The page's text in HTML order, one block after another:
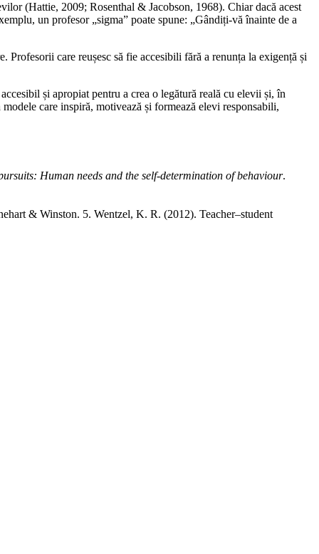
(Hattie, 2009; Rosenthal & Jacobson, 1968). Chiar dacă acest
un profesor „sigma” poate spune: „Gândiți-vă înainte de a
care reușesc să fie accesibili fără a renunța la exigență și
și apropiat pentru a crea o legătură reală cu elevii și, în
care inspiră, motivează și formează elevi responsabili,
Human needs and the self-determination of behaviour.
& Winston. 5. Wentzel, K. R. (2012). Teacher–student